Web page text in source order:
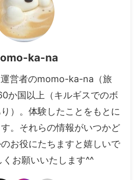
ka-na
運営者のmomo-ka-na（旅
か国以上（キルギスでのボ
）。体験したことをもとに
。それらの情報がいつかど
お役にたちますと嬉しいで
お願いいたします^^